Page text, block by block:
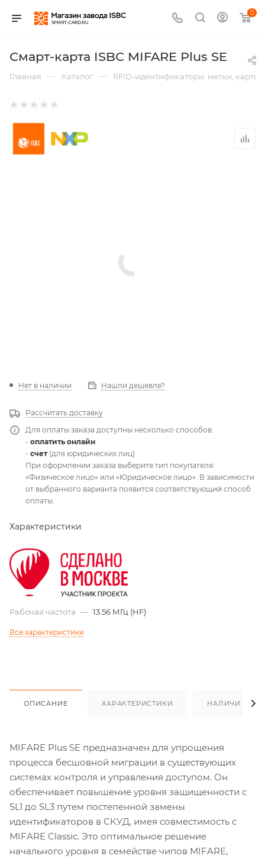
0
Смарт-карта ISBC MIFARE Plus SE
Главная — Каталог — RFID-идентификаторы: метки,
Нет в наличии Нашли дешевле?
Рассчитать доставку
Для оплаты заказа доступны несколько способов:
- оплатить онлайн
- счет(для юридических лиц)
При оформлении заказа выберите тип покупателя:
«Физическое лицо» или «Юридическое лицо». В зависимости
от выбранного варианта появится соответствующий способ
оплаты.
Характеристики
Рабочая частота — 13.56 МГц (HF)
Все характеристики
ОПИСАНИЕ ХАРАКТЕРИСТИКИ НАЛИЧИЕ
MIFARE Plus SE предназначен для упрощения
процесса бесшовной миграции в существующих
системах контроля и управления доступом. Он
обеспечивает повышение уровня защищенности с
SL1 до SL3 путем постепенной замены
идентификаторов в СКУД, имея совместимость с
MIFARE Classic. Это оптимальное решение
начального уровня в семействе чипов MIFARE,